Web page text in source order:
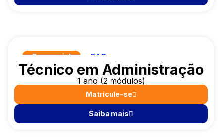
Presencial EAD
Técnico em Administração
1 ano (2 módulos)
Matricule-se
Saiba mais